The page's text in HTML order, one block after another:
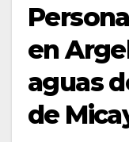
en
aguas
de